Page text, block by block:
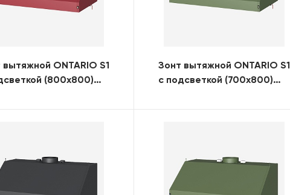
вытяжной ONTARIO S1
(800x800)
Зонт вытяжной ONTARIO S1
с подсветкой (700x800)